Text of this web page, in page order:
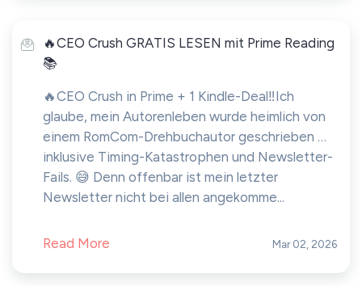
🔥CEO Crush GRATIS LESEN mit Prime Reading
📚
🔥CEO Crush in Prime + 1 Kindle-Deal‼️Ich
glaube, mein Autorenleben wurde heimlich von
einem RomCom-Drehbuchautor geschrieben …
inklusive Timing-Katastrophen und Newsletter-
Fails. 😅 Denn offenbar ist mein letzter
Newsletter nicht bei allen angekomme...
Read More Mar 02, 2026